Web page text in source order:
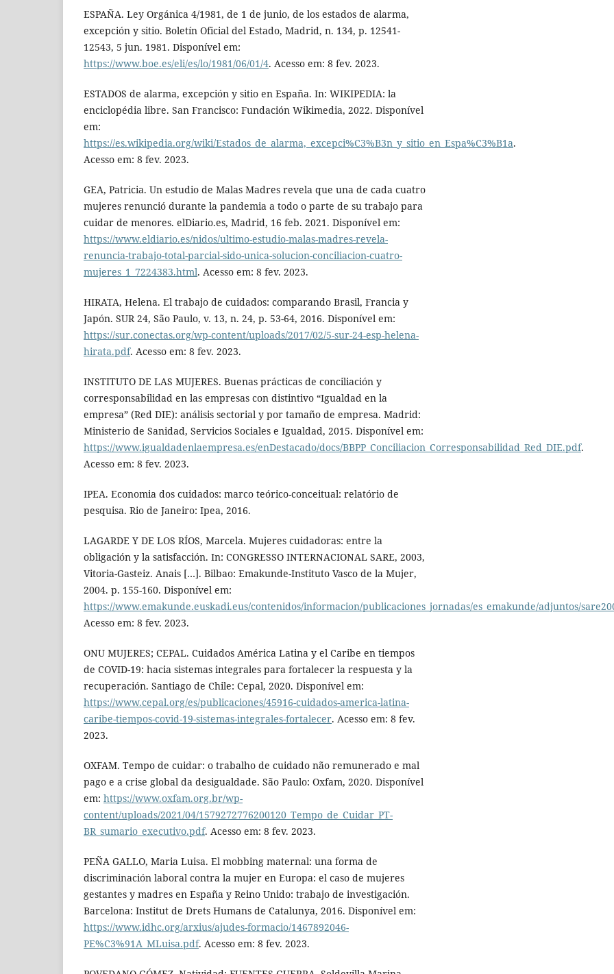
ESPAÑA. Ley Orgánica 4/1981, de 1 de junio, de los estados de alarma,
excepción y sitio. Boletín Oficial del Estado, Madrid, n. 134, p. 12541-
12543, 5 jun. 1981. Disponível em:
https://www.boe.es/eli/es/lo/1981/06/01/4. Acesso em: 8 fev. 2023.
ESTADOS de alarma, excepción y sitio en España. In: WIKIPEDIA: la
enciclopédia libre. San Francisco: Fundación Wikimedia, 2022. Disponível
em:
https://es.wikipedia.org/wiki/Estados_de_alarma,_excepci%C3%B3n_y_sitio_en_Espa%C3%B1a.
Acesso em: 8 fev. 2023.
GEA, Patricia. Un estudio de Malas Madres revela que una de cada cuatro
mujeres renunció durante la pandemia a todo o parte de su trabajo para
cuidar de menores. elDiario.es, Madrid, 16 feb. 2021. Disponível em:
https://www.eldiario.es/nidos/ultimo-estudio-malas-madres-revela-
renuncia-trabajo-total-parcial-sido-unica-solucion-conciliacion-cuatro-
mujeres_1_7224383.html. Acesso em: 8 fev. 2023.
HIRATA, Helena. El trabajo de cuidados: comparando Brasil, Francia y
Japón. SUR 24, São Paulo, v. 13, n. 24, p. 53-64, 2016. Disponível em:
https://sur.conectas.org/wp-content/uploads/2017/02/5-sur-24-esp-helena-
hirata.pdf. Acesso em: 8 fev. 2023.
INSTITUTO DE LAS MUJERES. Buenas prácticas de conciliación y
corresponsabilidad en las empresas con distintivo “Igualdad en la
empresa” (Red DIE): análisis sectorial y por tamaño de empresa. Madrid:
Ministerio de Sanidad, Servicios Sociales e Igualdad, 2015. Disponível em:
https://www.igualdadenlaempresa.es/enDestacado/docs/BBPP_Conciliacion_Corresponsabilidad_Red_DIE.pdf.
Acesso em: 8 fev. 2023.
IPEA. Economia dos cuidados: marco teórico-conceitual: relatório de
pesquisa. Rio de Janeiro: Ipea, 2016.
LAGARDE Y DE LOS RÍOS, Marcela. Mujeres cuidadoras: entre la
obligación y la satisfacción. In: CONGRESSO INTERNACIONAL SARE, 2003,
Vitoria-Gasteiz. Anais […]. Bilbao: Emakunde-Instituto Vasco de la Mujer,
2004. p. 155-160. Disponível em:
https://www.emakunde.euskadi.eus/contenidos/informacion/publicaciones_jornadas/es_emakunde/adjuntos/
Acesso em: 8 fev. 2023.
ONU MUJERES; CEPAL. Cuidados América Latina y el Caribe en tiempos
de COVID-19: hacia sistemas integrales para fortalecer la respuesta y la
recuperación. Santiago de Chile: Cepal, 2020. Disponível em:
https://www.cepal.org/es/publicaciones/45916-cuidados-america-latina-
caribe-tiempos-covid-19-sistemas-integrales-fortalecer. Acesso em: 8 fev.
2023.
OXFAM. Tempo de cuidar: o trabalho de cuidado não remunerado e mal
pago e a crise global da desigualdade. São Paulo: Oxfam, 2020. Disponível
em: https://www.oxfam.org.br/wp-
content/uploads/2021/04/1579272776200120_Tempo_de_Cuidar_PT-
BR_sumario_executivo.pdf. Acesso em: 8 fev. 2023.
PEÑA GALLO, Maria Luisa. El mobbing maternal: una forma de
discriminación laboral contra la mujer en Europa: el caso de mujeres
gestantes y madres en España y Reino Unido: trabajo de investigación.
Barcelona: Institut de Drets Humans de Catalunya, 2016. Disponível em:
https://www.idhc.org/arxius/ajudes-formacio/1467892046-
PE%C3%91A_MLuisa.pdf. Acesso em: 8 fev. 2023.